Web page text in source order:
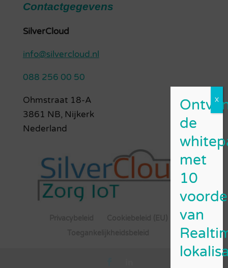
Contactgegevens
SilverCloud
info@silvercloud.nl
088 256 00 50
Ohmstraat 18-A
3861 NB, Nijkerk
Nederland